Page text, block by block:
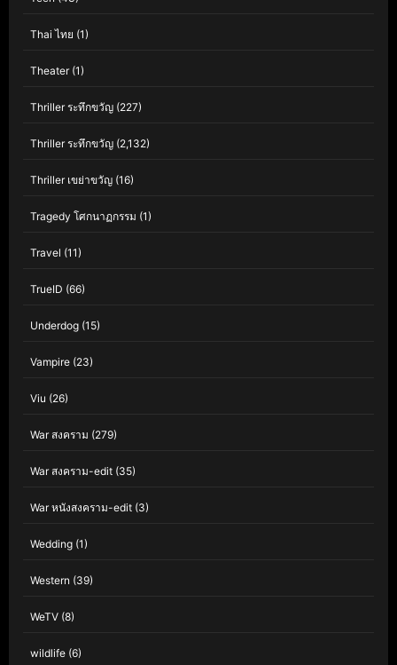
Thai ไทย (1)
Theater(1)
Thriller ระทึกขวัญ (227)
Thriller ระทึกขวัญ (2,132)
Thriller เขย่าขวัญ (16)
Tragedy โศกนาฏกรรม (1)
Travel (11)
TrueID (66)
Underdog (15)
Vampire (23)
Viu (26)
War สงคราม (279)
War สงคราม-edit (35)
War หนังสงคราม-edit (3)
Wedding (1)
Western (39)
WeTV (8)
wildlife (6)